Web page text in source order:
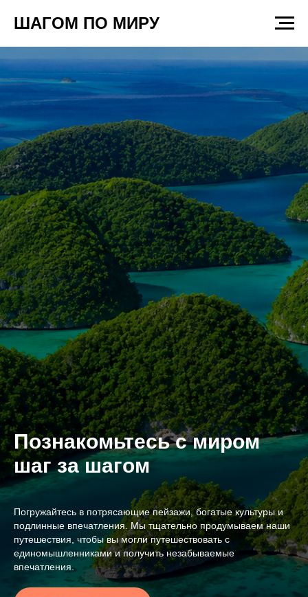
ШАГОМ ПО МИРУ
Познакомьтесь с миром
шаг за шагом
Погружайтесь в потрясающие пейзажи, богатые культуры и
подлинные впечатления. Мы тщательно продумываем наши
путешествия, чтобы вы могли путешествовать с
единомышленниками и получить незабываемые
впечатления.